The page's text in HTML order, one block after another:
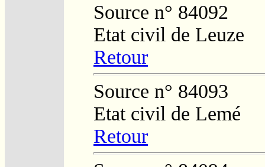
Source n° 84092
Etat civil de Leuze
Retour
Source n° 84093
Etat civil de Lemé
Retour